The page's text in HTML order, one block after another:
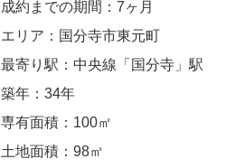
成約までの期間：7ヶ月
エリア：国分寺市東元町
最寄り駅：中央線「国分寺」駅
築年：34年
専有面積：100㎡
土地面積：98㎡